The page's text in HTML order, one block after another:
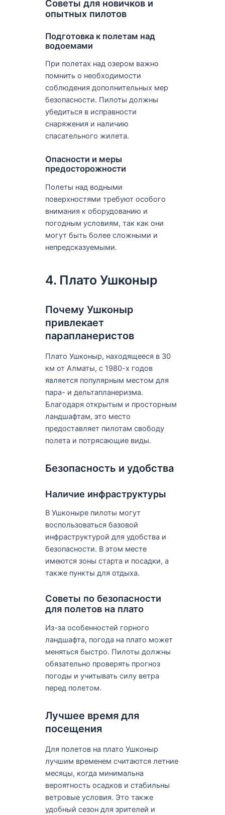
Советы для новичков и
опытных пилотов
Подготовка к полетам над
водоемами
При полетах над озером важно
помнить о необходимости
соблюдения дополнительных мер
безопасности. Пилоты должны
убедиться в исправности
снаряжения и наличию
спасательного жилета.
Опасности и меры
предосторожности
Полеты над водными
поверхностями требуют особого
внимания к оборудованию и
погодным условиям, так как они
могут быть более сложными и
непредсказуемыми.
4. Плато Ушконыр
Почему Ушконыр
привлекает
парапланеристов
Плато Ушконыр, находящееся в 30
км от Алматы, с 1980-х годов
является популярным местом для
пара- и дельтапланеризма.
Благодаря открытым и просторным
ландшафтам, это место
предоставляет пилотам свободу
полета и потрясающие виды.
Безопасность и удобства
Наличие инфраструктуры
В Ушконыре пилоты могут
воспользоваться базовой
инфраструктурой для удобства и
безопасности. В этом месте
имеются зоны старта и посадки, а
также пункты для отдыха.
Советы по безопасности
для полетов на плато
Из-за особенностей горного
ландшафта, погода на плато может
меняться быстро. Пилоты должны
обязательно проверять прогноз
погоды и учитывать силу ветра
перед полетом.
Лучшее время для
посещения
Для полетов на плато Ушконыр
лучшим временем считаются летние
месяцы, когда минимальна
вероятность осадков и стабильны
ветровые условия. Это также
удобный сезон для зрителей и